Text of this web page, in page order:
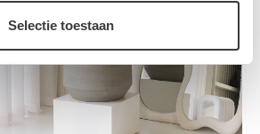
Selectie toestaan